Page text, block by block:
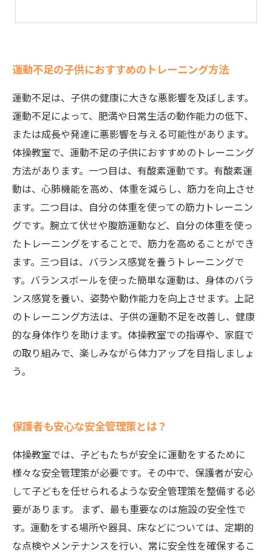
運動不足の子供におすすめのトレーニング方法
運動不足は、子供の健康に大きな悪影響を及ぼします。
運動不足によって、肥満や日常生活の動作能力の低下、
または成長や発達に悪影響を与える可能性があります。
体操教室で、運動不足の子供におすすめのトレーニング
方法があります。一つ目は、有酸素運動です。有酸素運
動は、心肺機能を高め、体重を減らし、筋力を向上させ
ます。二つ目は、自分の体重を使っての筋力トレーニン
グです。腕立て伏せや腹筋運動など、自分の体重を使っ
たトレーニングをすることで、筋力を高めることができ
ます。三つ目は、バランス感覚を養うトレーニングで
す。バランスボールを使った簡単な運動は、身体のバラ
ンス感覚を養い、姿勢や動作能力を向上させます。上記
のトレーニング方法は、子供の運動不足を改善し、健康
的な身体作りを助けます。体操教室での指導や、家庭で
の取り組みで、楽しみながら体力アップを目指しましょ
う。
保護者も安心な安全管理策とは？
体操教室では、子どもたちが安全に運動をするために
様々な安全管理策が必要です。その中で、保護者が安心
して子どもを任せられるような安全管理策を整備する必
要があります。 まず、最も重要なのは施設の安全性で
す。運動をする場所や器具、床などについては、定期的
な点検やメンテナンスを行い、常に安全性を確保するこ